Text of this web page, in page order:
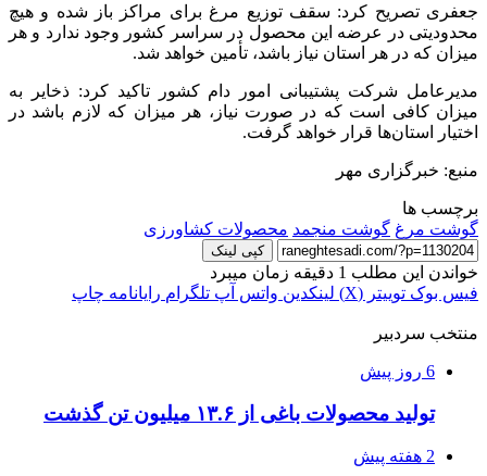
جعفری تصریح کرد: سقف توزیع مرغ برای مراکز باز شده و هیچ
محدودیتی در عرضه این محصول در سراسر کشور وجود ندارد و هر
میزان که در هر استان نیاز باشد، تأمین خواهد شد.
مدیرعامل شرکت پشتیبانی امور دام کشور تاکید کرد: ذخایر به
میزان کافی است که در صورت نیاز، هر میزان که لازم باشد در
اختیار استان‌ها قرار خواهد گرفت.
منبع: خبرگزاری مهر
برچسب ها
گوشت مرغ گوشت منجمد محصولات کشاورزی
کپی لینک
خواندن این مطلب 1 دقیقه زمان میبرد
فیس بوک توییتر (X) لینکدین واتس آپ تلگرام رایانامه چاپ
منتخب سردبیر
6 روز پیش
تولید محصولات باغی از ۱۳.۶ میلیون تن گذشت
2 هفته پیش